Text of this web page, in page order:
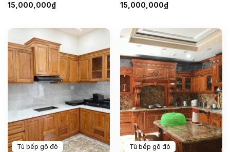
15,000,000₫ 15,000,000₫
Tủ bếp gõ đỏ Tủ bếp gõ đỏ